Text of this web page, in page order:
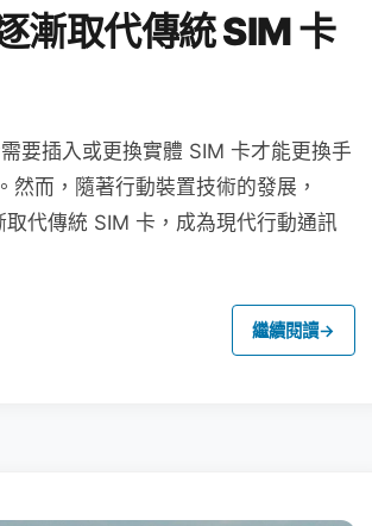
漸取代傳統 SIM 卡
要插入或更換實體 SIM 卡才能更換手
而，隨著行動裝置技術的發展，
代傳統 SIM 卡，成為現代行動通訊
繼續閱讀→